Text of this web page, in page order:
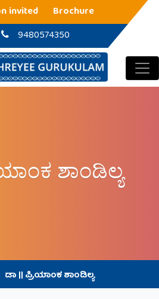
invited
Brochure
9480574350
ಶಾಂಡಿಲ್ಯ
ಡಾ || ಪ್ರಿಯಾಂಕ ಶಾಂಡಿಲ್ಯ